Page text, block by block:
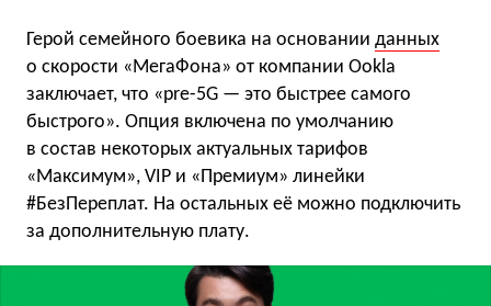
Герой семейного боевика на основании данных
о скорости «МегаФона» от компании Ookla
заключает, что «pre-5G — это быстрее самого
быстрого». Опция включена по умолчанию
в состав некоторых актуальных тарифов
«Максимум», VIP и «Премиум» линейки
#БезПереплат. На остальных её можно подключить
за дополнительную плату.